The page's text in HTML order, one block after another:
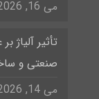
می 16, 2026
تأثیر آلیاژ
صنعتی و
می 14, 2026